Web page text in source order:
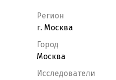
Регион
г. Москва
Город
Москва
Исследователи